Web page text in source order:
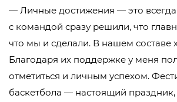
— Личные достижения — это
с командой сразу решили, что
что мы и сделали. В нашем составе
Благодаря их поддержке у меня
отметиться и личным успехом.
баскетбола — настоящий